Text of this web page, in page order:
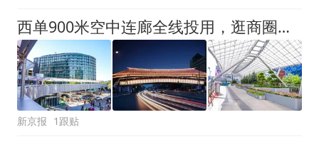
西单900米空中连廊全线投用，逛商圈实现“空中漫步”
新京报 1跟贴